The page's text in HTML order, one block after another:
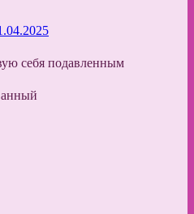
себя подавленным